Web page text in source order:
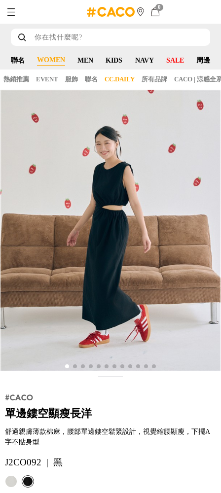
0
聯名 WOMEN MEN KIDS NAVY SALE 周邊
熱銷推薦 EVENT 服飾 聯名 CC.DAILY 所有品牌 CACO | 涼感全
單邊鏤空顯瘦長洋
舒適親膚薄款棉麻，腰部單邊鏤空鬆緊設計，視覺縮腰顯瘦，下擺A
字不貼身型
J2CO092 | 黑